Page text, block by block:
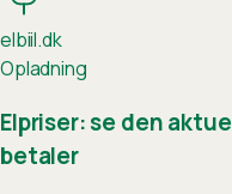
elbiil.dk
Opladning
Elpriser: se den
betaler